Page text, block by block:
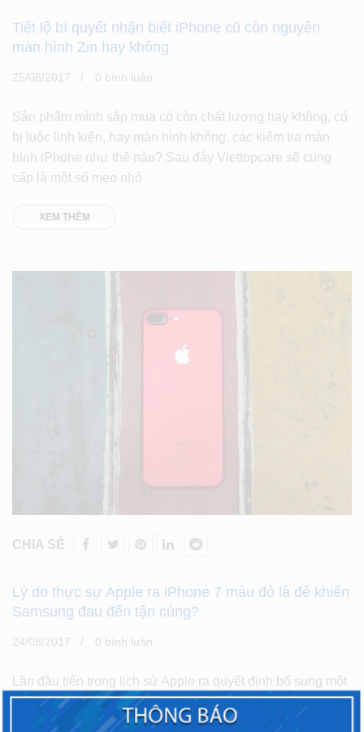
Tiết lộ bí quyết nhận biết iPhone cũ còn nguyên
màn hình Zin hay không
25/08/2017 0 bình luân
Sản phẩm mình sắp mua có còn chất lượng hay không, có
bị luộc linh kiện, hay màn hình không, các kiểm tra màn
hình iPhone như thế nào? Sau đây Viettopcare sẽ cung
cấp là một số mẹo nhỏ
XEM THÊM
CHIA SẺ
Lý do thực sự Apple ra iPhone 7 màu đỏ là để khiến
Samsung đau đến tận cùng?
24/08/2017 0 bình luân
Lần đầu tiên trong lịch sử Apple ra quyết định bổ sung một
màu sắc mới cho iPhone dù dòng máy đã được bán ra từ
trước đó, có lẽ điều đó đang khiến cho đối thủ truyền kiếp